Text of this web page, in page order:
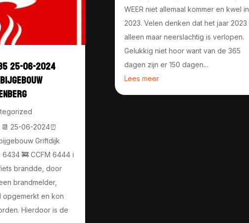
35 25-06-2024
📆 25-06-2024⏰
Griftdijk
🚒 CCFM 6444 ℹ️
brandde, door
brandmelder,
opgemerkt en kon
Hierdoor is de
WEER niet allemaal kommer en kwel in
2023. Velen denken dat het jaar 2023
alleen maar neerslachtig is verlopen.
Gelukkig niet hoor want van de 365
dagen zijn er 150 dagen...
Lees meer